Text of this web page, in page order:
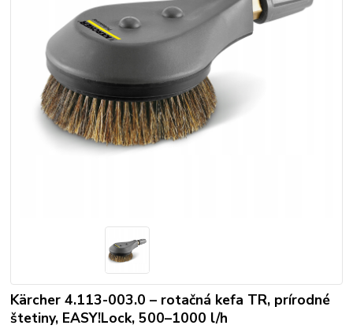
Kärcher 4.113-003.0 – rotačná kefa TR, prírodné
štetiny, EASY!Lock, 500–1000 l/h